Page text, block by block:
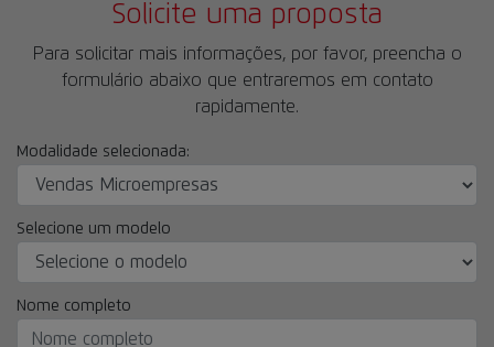
Solicite uma proposta
Para solicitar mais informações, por favor, preencha o
formulário abaixo que entraremos em contato
rapidamente.
Modalidade selecionada:
Selecione um modelo
Nome completo